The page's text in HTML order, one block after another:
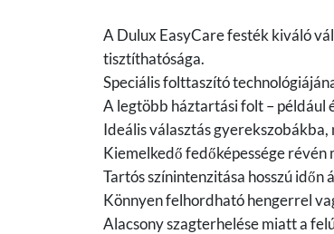
A Dulux EasyCare festék kiváló
tisztíthatósága.
Speciális folttaszító
A legtöbb háztartási folt – például
Ideális választás
Kiemelkedő fedőképessége
Tartós színintenzitása hosszú időn
Könnyen felhordható hengerrel
Alacsony szagterhelése miatt a